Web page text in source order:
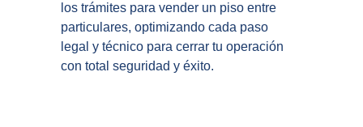
los trámites para vender un piso entre
particulares, optimizando cada paso
legal y técnico para cerrar tu operación
con total seguridad y éxito.